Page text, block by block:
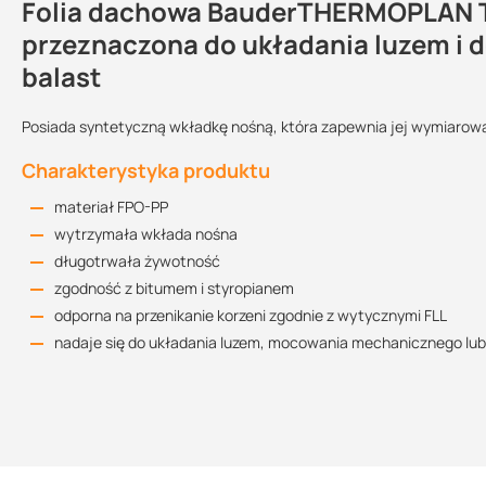
Folia dachowa
przeznaczona do układania luzem i
balast
Posiada syntetyczną wkładkę nośną, która zapewnia jej
Charakterystyka produktu
materiał FPO-PP
wytrzymała wkłada nośna
długotrwała żywotność
zgodność z bitumem i styropianem
odporna na przenikanie korzeni zgodnie z wytycznymi FLL
nadaje się do układania luzem, mocowania mechanicznego
Grubość:
1,5 mm
Szerokość rolki:
1,5 m
Długość:
Siła zrywająca
wzdłuż:
1200 N/5 cm
poprzek:
1200 N/5 cm
Wielkość
opakowania:
30 m²
Podlega zwrotowi?:
tak
9.06 MB
Karta produktu
80 KB
Kontakt